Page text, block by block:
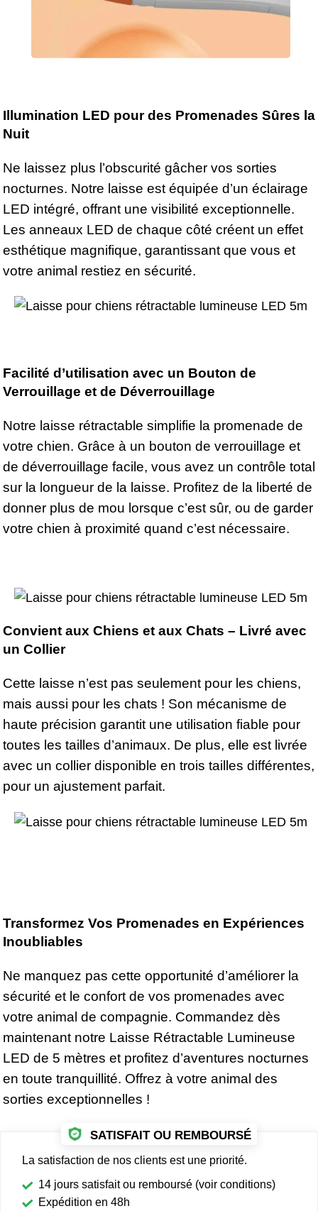
Illumination LED pour des Promenades Sûres la
Nuit
Ne laissez plus l’obscurité gâcher vos sorties
nocturnes. Notre laisse est équipée d’un éclairage
LED intégré, offrant une visibilité exceptionnelle.
Les anneaux LED de chaque côté créent un effet
esthétique magnifique, garantissant que vous et
votre animal restiez en sécurité.
Facilité d’utilisation avec un Bouton de
Verrouillage et de Déverrouillage
Notre laisse rétractable simplifie la promenade de
votre chien. Grâce à un bouton de verrouillage et
de déverrouillage facile, vous avez un contrôle total
sur la longueur de la laisse. Profitez de la liberté de
donner plus de mou lorsque c’est sûr, ou de garder
votre chien à proximité quand c’est nécessaire.
Convient aux Chiens et aux Chats – Livré avec
un Collier
Cette laisse n’est pas seulement pour les chiens,
mais aussi pour les chats ! Son mécanisme de
haute précision garantit une utilisation fiable pour
toutes les tailles d’animaux. De plus, elle est livrée
avec un collier disponible en trois tailles différentes,
pour un ajustement parfait.
Transformez Vos Promenades en Expériences
Inoubliables
Ne manquez pas cette opportunité d’améliorer la
sécurité et le confort de vos promenades avec
votre animal de compagnie. Commandez dès
maintenant notre Laisse Rétractable Lumineuse
LED de 5 mètres et profitez d’aventures nocturnes
en toute tranquillité. Offrez à votre animal des
sorties exceptionnelles !
SATISFAIT OU REMBOURSÉ
La satisfaction de nos clients est une priorité.
14 jours satisfait ou remboursé (voir conditions)
Expédition en 48h